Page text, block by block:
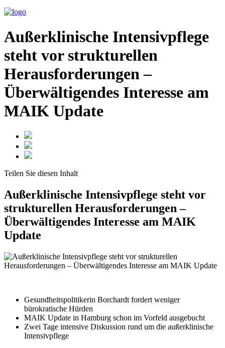
Außerklinische Intensivpflege
steht vor strukturellen
Herausforderungen –
Überwältigendes Interesse am
MAIK Update
Teilen Sie diesen Inhalt
Außerklinische Intensivpflege steht vor
strukturellen Herausforderungen –
Überwältigendes Interesse am MAIK
Update
Gesundheitspolitikerin Borchardt fordert weniger
bürokratische Hürden
MAIK Update in Hamburg schon im Vorfeld ausgebucht
Zwei Tage intensive Diskussion rund um die außerklinische
Intensivpflege